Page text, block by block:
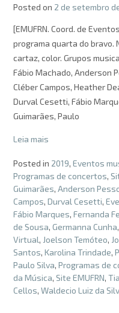
Posted on 2 de setembro
[EMUFRN. Coord. de
programa quarta do bravo.
cartaz, color. Grupos
Fábio Machado, Anderson
Cléber Campos, Heather
Durval Cesetti, Fábio
Guimarães, Paulo
Leia mais
Posted in 2019, Eventos
Programas de concertos,
Guimarães, Anderson
Campos, Durval Cesetti,
Fábio Marques, Fernanda
de Sousa, Germanna Cunha,
Virtual, Joelson Temóteo,
Santos, Karolina Trindade,
Paulo Silva, Programas de
da Música, Site EMUFRN,
Cellos, Waldecio Luiz da